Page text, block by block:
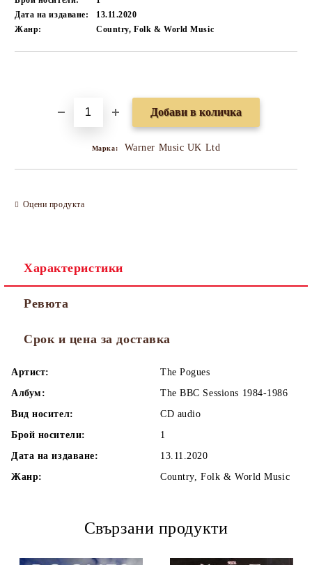
Дата на издаване:
13.11.2020
Жанр:
Country, Folk & World Music
Марка: Warner Music UK Ltd
Оцени продукта
Характеристики
Ревюта
Срок и цена за доставка
Артист:
The Pogues
Албум:
The BBC Sessions 1984-1986
Вид носител:
CD audio
Брой носители:
1
Дата на издаване:
13.11.2020
Жанр:
Country, Folk & World Music
Свързани продукти